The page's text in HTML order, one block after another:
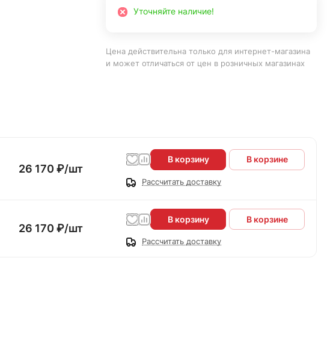
Уточняйте наличие!
Цена действительна только для интернет-магазина
и может отличаться от цен в розничных магазинах
26 170 ₽/шт
В корзину В корзине
Рассчитать доставку
26 170 ₽/шт
В корзину В корзине
Рассчитать доставку